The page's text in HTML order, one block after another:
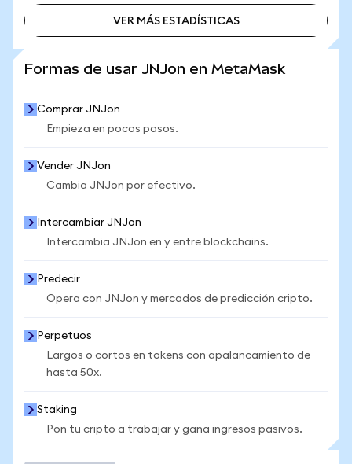
VER MÁS ESTADÍSTICAS
Formas de usar JNJon en MetaMask
Comprar JNJon
Empieza en pocos pasos.
Vender JNJon
Cambia JNJon por efectivo.
Intercambiar JNJon
Intercambia JNJon en y entre blockchains.
Predecir
Opera con JNJon y mercados de predicción cripto.
Perpetuos
Largos o cortos en tokens con apalancamiento de
hasta 50x.
Staking
Pon tu cripto a trabajar y gana ingresos pasivos.